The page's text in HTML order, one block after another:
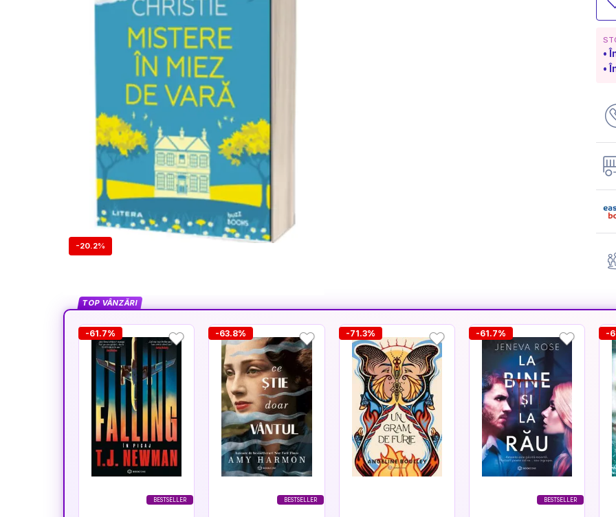
-20.2%
TOP VÂNZĂRI
BESTSELLER
-61.7%
BESTSELLER
-63.8% -71.3%
BESTSELLER
-61.7% -